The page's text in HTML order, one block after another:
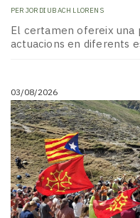
PER JORDI UBACH LLORENS
El certamen ofereix una
actuacions en diferents
03/08/2026